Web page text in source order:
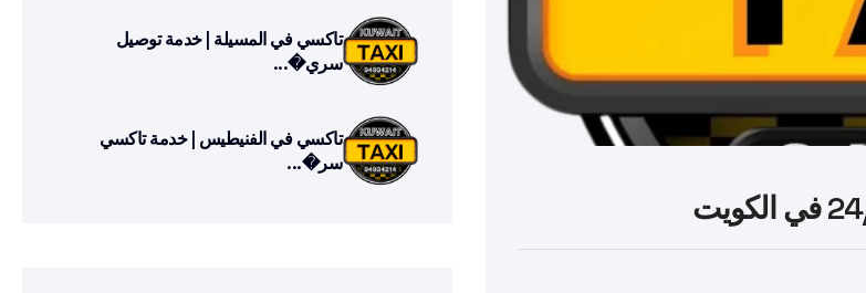
تاكسي في المسيلة | خدمة توصيل
سري�...
تاكسي في الفنيطيس | خدمة تاكسي
سر�...